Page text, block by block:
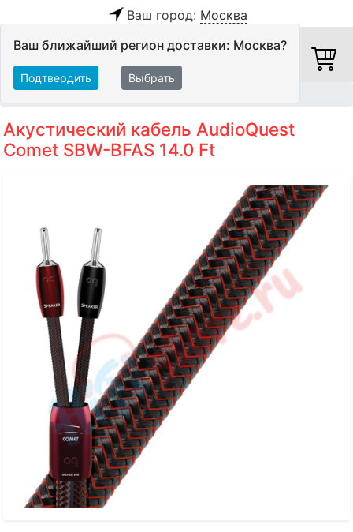
Ваш город: Москва
Ваш ближайший регион доставки: Москва?
Подтвердить Выбрать
Акустический кабель AudioQuest
Comet SBW-BFAS 14.0 Ft